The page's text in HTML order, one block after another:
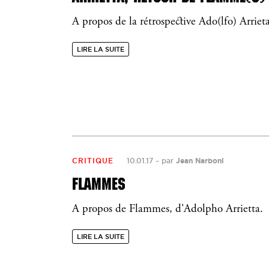
A propos de la rétrospective Ado(lfo)
LIRE LA SUITE
CRITIQUE 10.01.17 – par Jean Narboni
FLAMMES
A propos de Flammes, d'Adolpho Arrietta.
LIRE LA SUITE